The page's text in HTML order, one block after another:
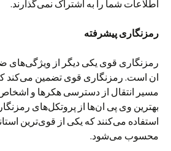
اطلاعات شما را به اشتراک نمی‌گذارند.
رمزنگاری پیشرفته
رمزنگاری قوی یکی دیگر از ویژگی‌های
ان است. رمزنگاری قوی تضمین می‌کند
مسیر انتقال از دسترسی هکرها و
استفاده می‌کنند که یکی از قوی‌ترین
محسوب می‌شود.